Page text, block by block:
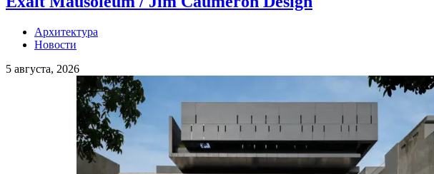
Архитектура
Новости
5 августа, 2026